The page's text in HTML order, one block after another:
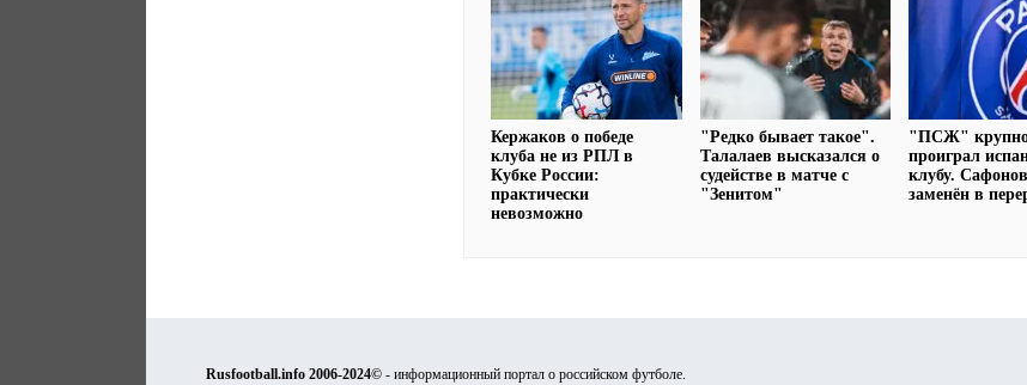
Кержаков о победе
клуба не из РПЛ в
Кубке России:
практически
невозможно
"Редко бывает такое".
Талалаев высказался о
судействе в матче с
"Зенитом"
"ПСЖ"
проиграл
клубу.
заменён в
Rusfootball.info 2006-2024© - информационный портал о российском футболе.